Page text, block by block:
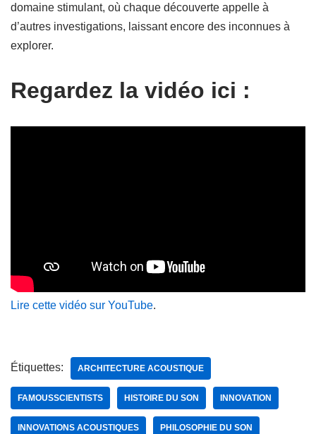
domaine stimulant, où chaque découverte appelle à
d’autres investigations, laissant encore des inconnues à
explorer.
Regardez la vidéo ici :
Lire cette vidéo sur YouTube.
Étiquettes: ARCHITECTURE ACOUSTIQUE
FAMOUSSCIENTISTS HISTOIRE DU SON INNOVATION
INNOVATIONS ACOUSTIQUES PHILOSOPHIE DU SON